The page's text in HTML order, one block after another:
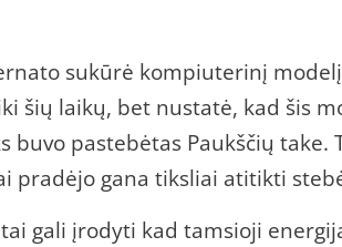
sukūrė kompiuterinį
šių laikų, bet nustatė, kad šis
buvo pastebėtas Paukščių take.
pradėjo gana tiksliai atitikti
gali įrodyti kad tamsioji